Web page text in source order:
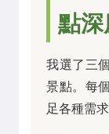
點
我選了三
景點。每
足各種需求